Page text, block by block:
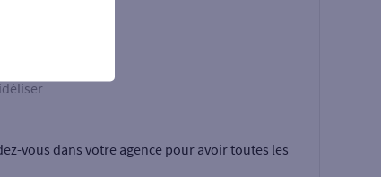
vous dans votre agence pour avoir toutes les